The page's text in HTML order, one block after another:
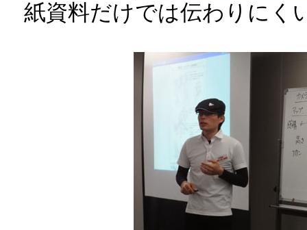
紙資料だけでは伝わりにく